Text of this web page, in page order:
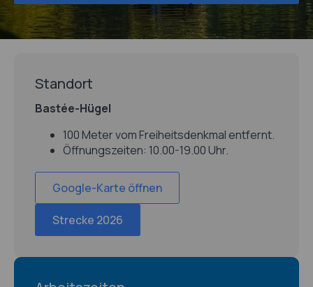
Standort
Bastée-Hügel
100 Meter vom Freiheitsdenkmal entfernt.
Öffnungszeiten: 10.00-19.00 Uhr.
Google-Karte öffnen
Strecke 2026